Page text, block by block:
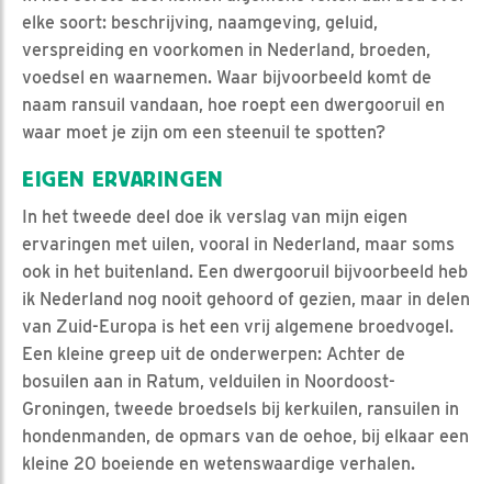
elke soort: beschrijving, naamgeving, geluid,
verspreiding en voorkomen in Nederland, broeden,
voedsel en waarnemen. Waar bijvoorbeeld komt de
naam ransuil vandaan, hoe roept een dwergooruil en
waar moet je zijn om een steenuil te spotten?
EIGEN ERVARINGEN
In het tweede deel doe ik verslag van mijn eigen
ervaringen met uilen, vooral in Nederland, maar soms
ook in het buitenland. Een dwergooruil bijvoorbeeld heb
ik Nederland nog nooit gehoord of gezien, maar in delen
van Zuid-Europa is het een vrij algemene broedvogel.
Een kleine greep uit de onderwerpen: Achter de
bosuilen aan in Ratum, velduilen in Noordoost-
Groningen, tweede broedsels bij kerkuilen, ransuilen in
hondenmanden, de opmars van de oehoe, bij elkaar een
kleine 20 boeiende en wetenswaardige verhalen.